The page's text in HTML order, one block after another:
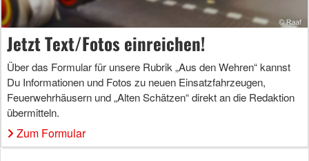
Jetzt Text/Fotos einreichen!
Über das Formular für unsere Rubrik „Aus den Wehren“ kannst
Du Informationen und Fotos zu neuen Einsatzfahrzeugen,
Feuerwehrhäusern und „Alten Schätzen“ direkt an die Redaktion
übermitteln.
Zum Formular